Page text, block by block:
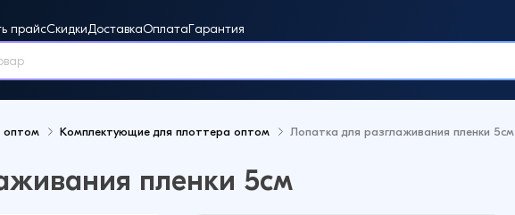
прайсСкидкиДоставкаОплатаГарантия
Новинки
оптом Комплектующие для плоттера оптом Лопатка для разглаживания пленки 5см
пленки 5см